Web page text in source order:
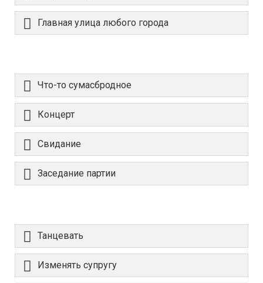
Главная улица любого города
Что-то сумасбродное
Концерт
Свидание
Заседание партии
Танцевать
Изменять супругу